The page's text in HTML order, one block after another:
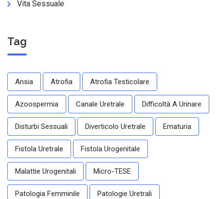
Vita Sessuale
Tag
Ansia Atrofia Atrofia Testicolare
Azoospermia Canale Uretrale Difficoltà A Urinare
Disturbi Sessuali Diverticolo Uretrale Ematuria
Fistola Uretrale Fistola Urogenitale
Malattie Urogenitali Micro-TESE
Patologia Femminile Patologie Uretrali